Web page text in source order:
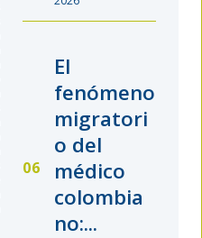
El
fenómeno
migratori
o del
médico
colombia
no:...